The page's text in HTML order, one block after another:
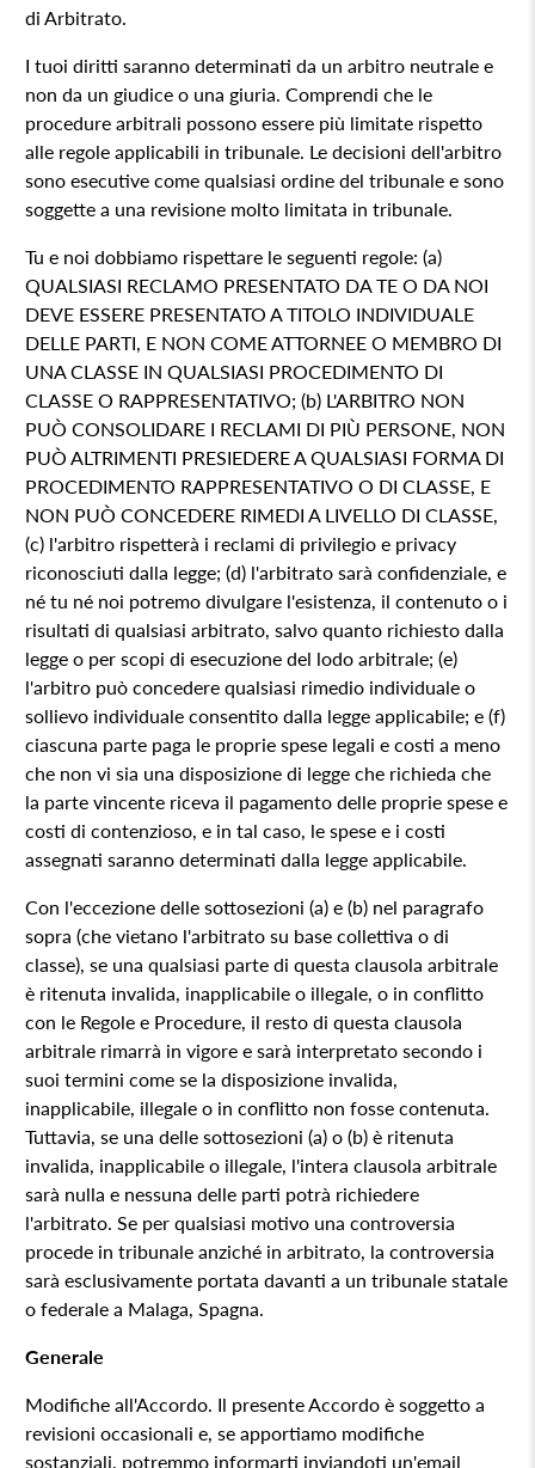
di Arbitrato.
I tuoi diritti saranno determinati da un arbitro neutrale e
non da un giudice o una giuria. Comprendi che le
procedure arbitrali possono essere più limitate rispetto
alle regole applicabili in tribunale. Le decisioni dell'arbitro
sono esecutive come qualsiasi ordine del tribunale e sono
soggette a una revisione molto limitata in tribunale.
Tu e noi dobbiamo rispettare le seguenti regole: (a)
QUALSIASI RECLAMO PRESENTATO DA TE O DA NOI
DEVE ESSERE PRESENTATO A TITOLO INDIVIDUALE
DELLE PARTI, E NON COME ATTORNEE O MEMBRO DI
UNA CLASSE IN QUALSIASI PROCEDIMENTO DI
CLASSE O RAPPRESENTATIVO; (b) L'ARBITRO NON
PUÒ CONSOLIDARE I RECLAMI DI PIÙ PERSONE, NON
PUÒ ALTRIMENTI PRESIEDERE A QUALSIASI FORMA DI
PROCEDIMENTO RAPPRESENTATIVO O DI CLASSE, E
NON PUÒ CONCEDERE RIMEDI A LIVELLO DI CLASSE,
(c) l'arbitro rispetterà i reclami di privilegio e privacy
riconosciuti dalla legge; (d) l'arbitrato sarà confidenziale, e
né tu né noi potremo divulgare l'esistenza, il contenuto o i
risultati di qualsiasi arbitrato, salvo quanto richiesto dalla
legge o per scopi di esecuzione del lodo arbitrale; (e)
l'arbitro può concedere qualsiasi rimedio individuale o
sollievo individuale consentito dalla legge applicabile; e (f)
ciascuna parte paga le proprie spese legali e costi a meno
che non vi sia una disposizione di legge che richieda che
la parte vincente riceva il pagamento delle proprie spese e
costi di contenzioso, e in tal caso, le spese e i costi
assegnati saranno determinati dalla legge applicabile.
Con l'eccezione delle sottosezioni (a) e (b) nel paragrafo
sopra (che vietano l'arbitrato su base collettiva o di
classe), se una qualsiasi parte di questa clausola arbitrale
è ritenuta invalida, inapplicabile o illegale, o in conflitto
con le Regole e Procedure, il resto di questa clausola
arbitrale rimarrà in vigore e sarà interpretato secondo i
suoi termini come se la disposizione invalida,
inapplicabile, illegale o in conflitto non fosse contenuta.
Tuttavia, se una delle sottosezioni (a) o (b) è ritenuta
invalida, inapplicabile o illegale, l'intera clausola arbitrale
sarà nulla e nessuna delle parti potrà richiedere
l'arbitrato. Se per qualsiasi motivo una controversia
procede in tribunale anziché in arbitrato, la controversia
sarà esclusivamente portata davanti a un tribunale statale
o federale a Malaga, Spagna.
Generale
Modifiche all'Accordo. Il presente Accordo è soggetto a
revisioni occasionali e, se apportiamo modifiche
sostanziali, potremmo informarti inviandoti un'email